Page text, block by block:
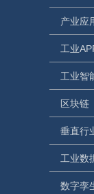
产业应
工业
工业智
区块链
垂直行
工业数
数字孪